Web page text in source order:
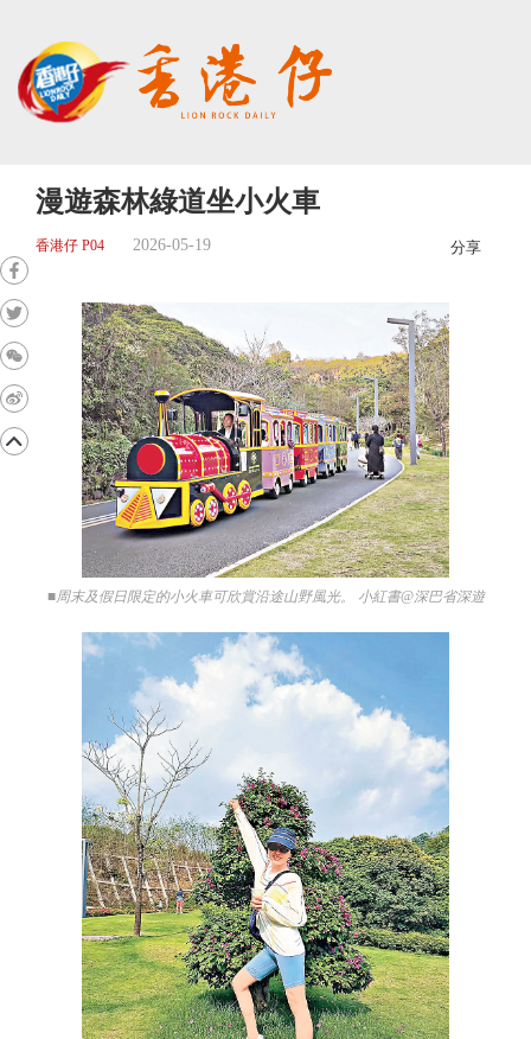
漫遊森林綠道坐小火車
香港仔 P04 2026-05-19 分享
■周末及假日限定的小火車可欣賞沿途山野風光。 小紅書@深巴省深遊